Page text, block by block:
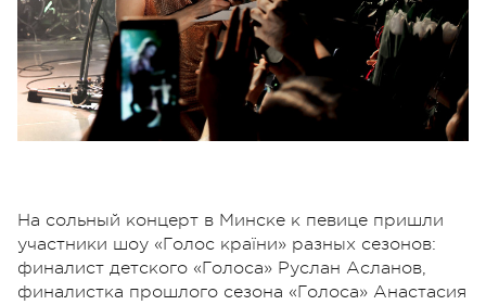
На сольный концерт в Минске к певице пришли
участники шоу «Голос країни» разных сезонов:
финалист детского «Голоса» Руслан Асланов,
финалистка прошлого сезона «Голоса» Анастасия